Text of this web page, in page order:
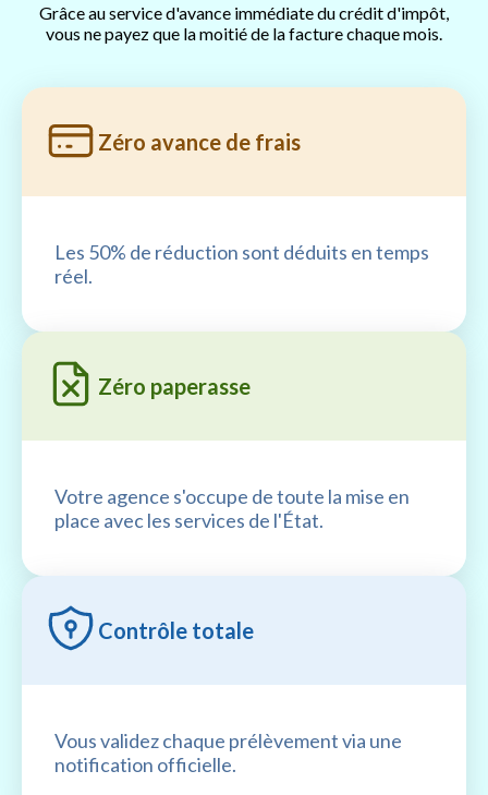
Grâce au service d'avance immédiate du crédit d'impôt,
vous ne payez que la moitié de la facture chaque mois.
Zéro avance de frais
Les 50% de réduction sont déduits en temps
réel.
Zéro paperasse
Votre agence s'occupe de toute la mise en
place avec les services de l'État.
Contrôle totale
Vous validez chaque prélèvement via une
notification officielle.